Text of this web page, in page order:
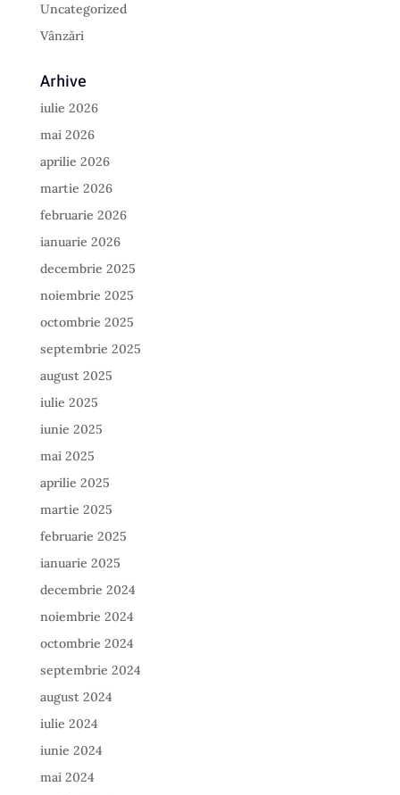
Uncategorized
Vânzări
Arhive
iulie 2026
mai 2026
aprilie 2026
martie 2026
februarie 2026
ianuarie 2026
decembrie 2025
noiembrie 2025
octombrie 2025
septembrie 2025
august 2025
iulie 2025
iunie 2025
mai 2025
aprilie 2025
martie 2025
februarie 2025
ianuarie 2025
decembrie 2024
noiembrie 2024
octombrie 2024
septembrie 2024
august 2024
iulie 2024
iunie 2024
mai 2024